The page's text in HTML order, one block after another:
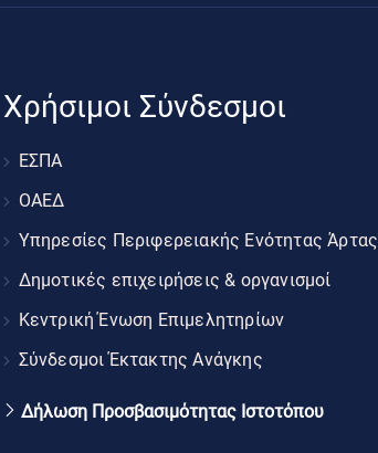
Χρήσιμοι Σύνδεσμοι
ΕΣΠΑ
ΟΑΕΔ
Υπηρεσίες Περιφερειακής Ενότητας Άρτας
Δημοτικές επιχειρήσεις & οργανισμοί
Κεντρική Ένωση Επιμελητηρίων
Σύνδεσμοι Έκτακτης Ανάγκης
Δήλωση Προσβασιμότητας Ιστοτόπου